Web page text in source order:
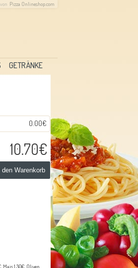
Pizza Onlineshop.com
GETRÄNKE
0.00€
10.70€
den Warenkorb
Mais 1.30€, Oliven